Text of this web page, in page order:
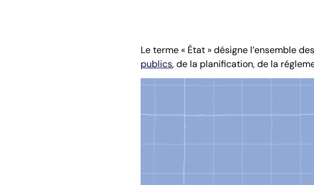
Le terme « État » désigne l’ensemble
publics, de la planification, de la